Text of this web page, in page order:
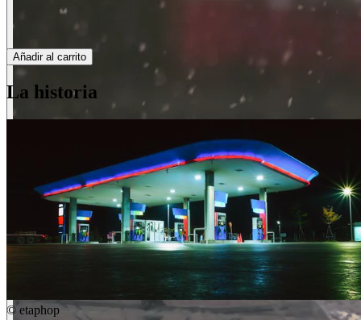
Añadir al carrito
La historia
© etaphop